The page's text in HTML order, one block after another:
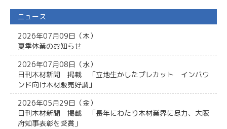
ニュース
2026年07月09日（木）
夏季休業のお知らせ
2026年07月08日（水）
日刊木材新聞 掲載 「立地生かしたプレカット インバウ
ンド向け木材販売好調」
2026年05月29日（金）
日刊木材新聞 掲載 「長年にわたり木材業界に尽力、大阪
府知事表彰を受賞」